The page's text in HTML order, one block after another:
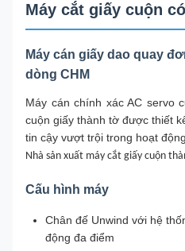
Máy cắt giấy cuộn
Máy cán giấy dao quay
dòng CHM
Máy cán chính xác AC servo
cuộn giấy thành tờ được thiết
tin cậy vượt trội trong hoạt
Nhà sản xuất máy cắt giấy cuộn
Cấu hình máy
Chân đế Unwind với hệ
động đa điểm